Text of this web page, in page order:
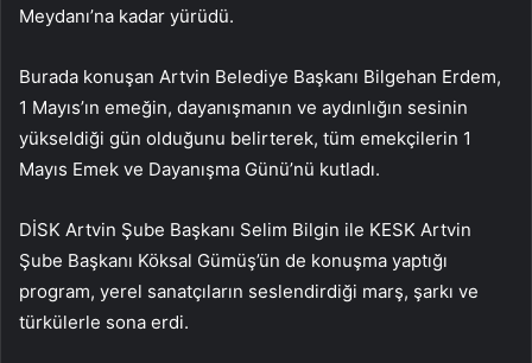
Meydanı’na kadar yürüdü.
Burada konuşan Artvin Belediye Başkanı Bilgehan Erdem,
1 Mayıs’ın emeğin, dayanışmanın ve aydınlığın sesinin
yükseldiği gün olduğunu belirterek, tüm emekçilerin 1
Mayıs Emek ve Dayanışma Günü’nü kutladı.
DİSK Artvin Şube Başkanı Selim Bilgin ile KESK Artvin
Şube Başkanı Köksal Gümüş’ün de konuşma yaptığı
program, yerel sanatçıların seslendirdiği marş, şarkı ve
türkülerle sona erdi.